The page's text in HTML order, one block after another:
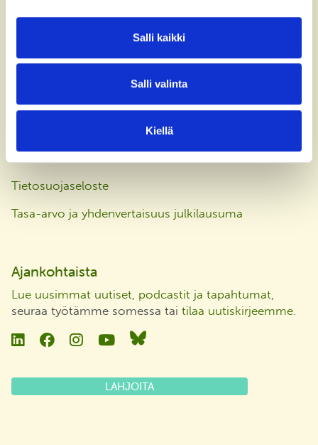
Salli kaikki
Salli valinta
Kiellä
donations@bsag.fi
FI-02150 Espoo
Tietosuojaseloste
Tasa-arvo ja yhdenvertaisuus julkilausuma
Ajankohtaista
Lue uusimmat uutiset, podcastit ja tapahtumat
seuraa työtämme somessa tai tilaa uutiskirjeemme
LinkedinFacebookInstagramYouTubeBluesky
LAHJOITA